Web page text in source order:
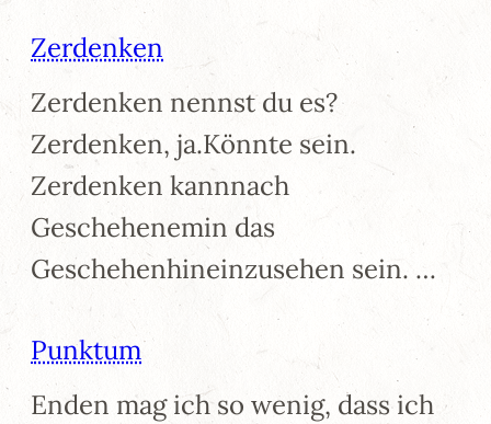
Zerdenken
Zerdenken nennst du es?
Zerdenken, ja.Könnte sein.
Zerdenken kannnach
Geschehenemin das
Geschehenhineinzusehen sein. …
Punktum
Enden mag ich so wenig, dass ich